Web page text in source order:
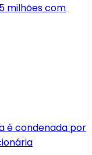
milhões com
é condenada por